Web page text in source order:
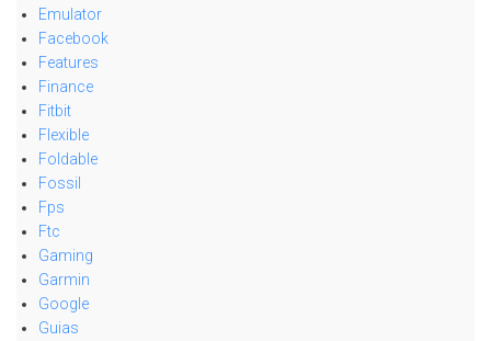
Emulator
Facebook
Features
Finance
Fitbit
Flexible
Foldable
Fossil
Fps
Ftc
Gaming
Garmin
Google
Guias